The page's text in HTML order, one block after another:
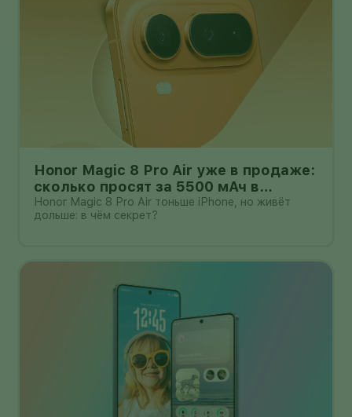
Honor Magic 8 Pro Air уже в продаже:
сколько просят за 5500 мАч в
корпусе толщиной всего 6,1 мм?
Honor Magic 8 Pro Air тоньше iPhone, но живёт
дольше: в чём секрет?